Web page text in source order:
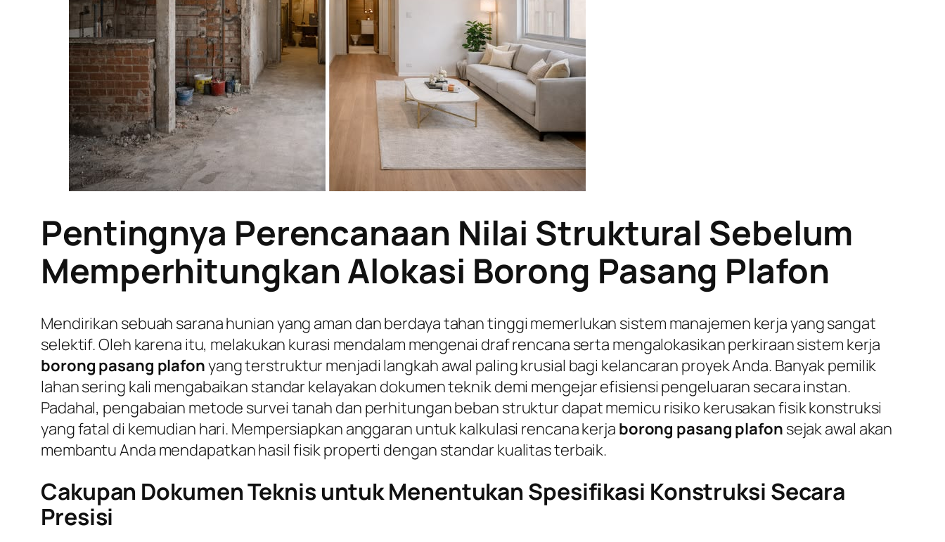
Pentingnya Perencanaan Nilai Struktural Sebelum
Memperhitungkan Alokasi Borong Pasang Plafon
Mendirikan sebuah sarana hunian yang aman dan berdaya tahan tinggi memerlukan sistem manajemen kerja yang sangat
selektif. Oleh karena itu, melakukan kurasi mendalam mengenai draf rencana serta mengalokasikan perkiraan sistem kerja
borong pasang plafonyang terstruktur menjadi langkah awal paling krusial bagi kelancaran proyek Anda. Banyak pemilik
lahan sering kali mengabaikan standar kelayakan dokumen teknik demi mengejar efisiensi pengeluaran secara instan.
Padahal, pengabaian metode survei tanah dan perhitungan beban struktur dapat memicu risiko kerusakan fisik konstruksi
yang fatal di kemudian hari. Mempersiapkan anggaran untuk kalkulasi rencana kerja borong pasang plafon sejak awal akan
membantu Anda mendapatkan hasil fisik properti dengan standar kualitas terbaik.
Cakupan Dokumen Teknis untuk Menentukan Spesifikasi Konstruksi Secara
Presisi